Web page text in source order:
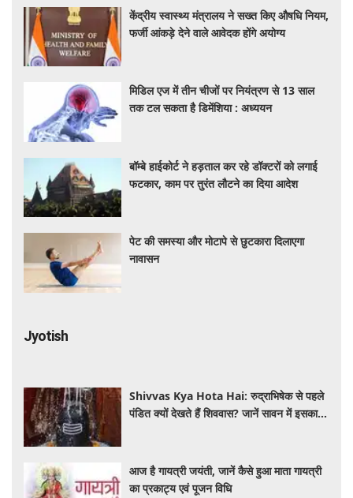
केंद्रीय स्वास्थ्य मंत्रालय ने सख्त किए औषधि नियम,
फर्जी आंकड़े देने वाले आवेदक होंगे अयोग्य
मिडिल एज में तीन चीजों पर नियंत्रण से 13 साल
तक टल सकता है डिमेंशिया : अध्ययन
बॉम्बे हाईकोर्ट ने हड़ताल कर रहे डॉक्टरों को लगाई
फटकार, काम पर तुरंत लौटने का दिया आदेश
पेट की समस्या और मोटापे से छुटकारा दिलाएगा
नावासन
Jyotish
Shivvas Kya Hota Hai: रुद्राभिषेक से पहले
पंडित क्यों देखते हैं शिववास? जानें सावन में इसका
आज है गायत्री जयंती, जानें कैसे हुआ माता गायत्री
का प्रकाट्य एवं पूजन विधि